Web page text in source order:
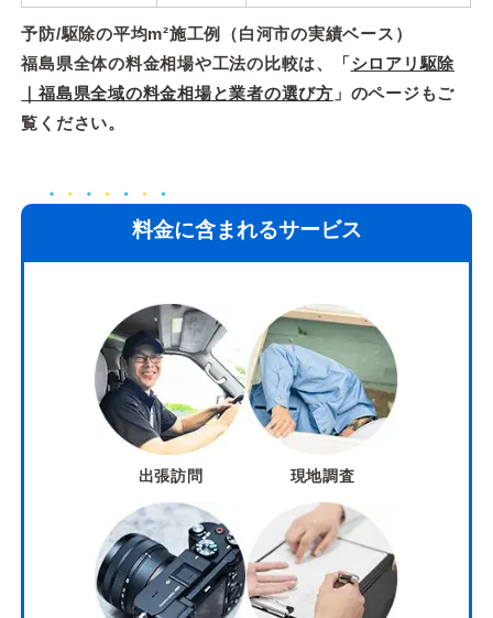
予防/駆除の平均m²施工例（白河市の実績ベース）
福島県全体の料金相場や工法の比較は、「シロアリ駆除
｜福島県全域の料金相場と業者の選び方 」のページもご
覧ください。
料金に含まれるサービス
出張訪問 現地調査